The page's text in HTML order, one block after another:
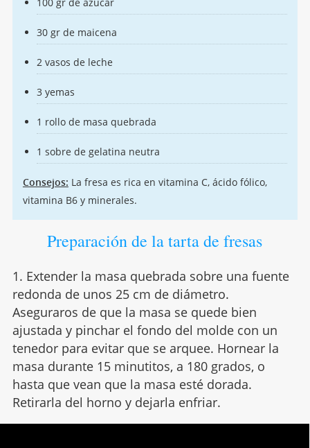
30 gr de maicena
2 vasos de leche
3 yemas
1 rollo de masa quebrada
1 sobre de gelatina neutra
Consejos: La fresa es rica en vitamina C, ácido fólico,
vitamina B6 y minerales.
Preparación de la tarta de fresas
1. Extender la masa quebrada sobre una fuente
redonda de unos 25 cm de diámetro.
Aseguraros de que la masa se quede bien
ajustada y pinchar el fondo del molde con un
tenedor para evitar que se arquee. Hornear la
masa durante 15 minutitos, a 180 grados, o
hasta que vean que la masa esté dorada.
Retirarla del horno y dejarla enfriar.